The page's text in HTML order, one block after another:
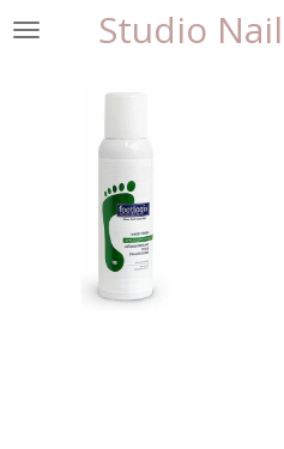
Ga
hoofdinhoud
Studio